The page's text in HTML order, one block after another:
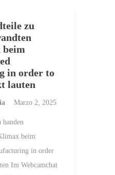
zu
beim
in order to
lauten
Marzo 2, 2025
handen
beim
in order
Im Webcamchat